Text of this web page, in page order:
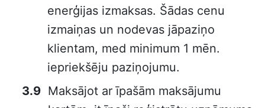
enerģijas izmaksas. Šādas cenu
izmaiņas un nodevas jāpaziņo
klientam, med minimum 1 mēn.
iepriekšēju paziņojumu.
Maksājot ar īpašām maksājumu